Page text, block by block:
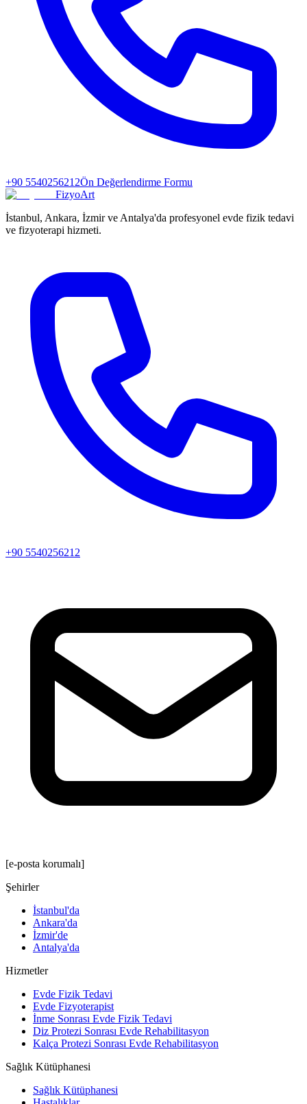
+90 5540256212Ön Değerlendirme Formu
FizyoArt
İstanbul, Ankara, İzmir ve Antalya'da profesyonel evde fizik tedavi
ve fizyoterapi hizmeti.
+90 5540256212
[e-posta korumalı]
Şehirler
İstanbul'da
Ankara'da
İzmir'de
Antalya'da
Hizmetler
Evde Fizik Tedavi
Evde Fizyoterapist
İnme Sonrası Evde Fizik Tedavi
Diz Protezi Sonrası Evde Rehabilitasyon
Kalça Protezi Sonrası Evde Rehabilitasyon
Sağlık Kütüphanesi
Sağlık Kütüphanesi